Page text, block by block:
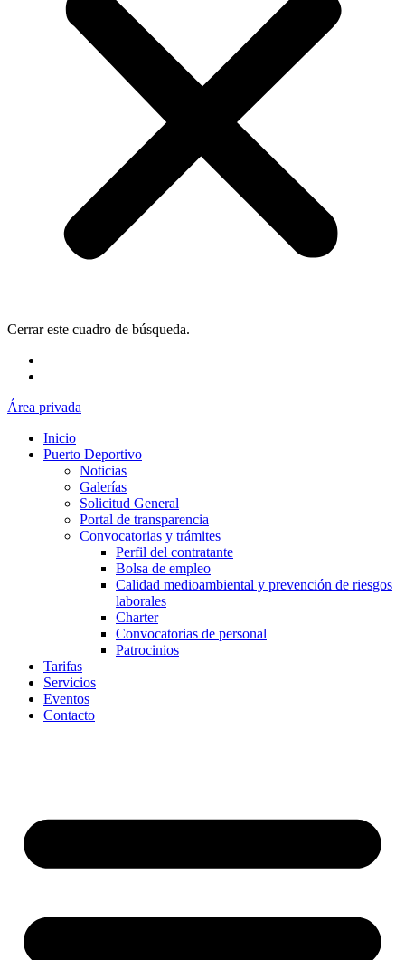
Cerrar este cuadro de búsqueda.
Área privada
Inicio
Puerto Deportivo
Noticias
Galerías
Solicitud General
Portal de transparencia
Convocatorias y trámites
Perfil del contratante
Bolsa de empleo
Calidad medioambiental y prevención de riesgos
laborales
Charter
Convocatorias de personal
Patrocinios
Tarifas
Servicios
Eventos
Contacto